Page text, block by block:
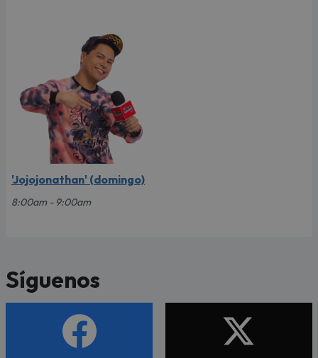
'Jojojonathan' (domingo)
8:00am - 9:00am
Síguenos